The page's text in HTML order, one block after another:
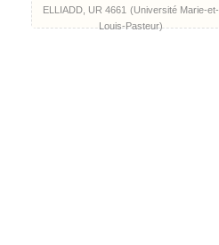
ELLIADD, UR 4661 (Université Marie-et-
Louis-Pasteur)